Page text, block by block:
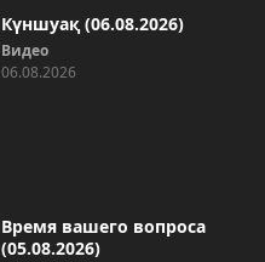
Күншуақ (06.08.2026)
Видео
06.08.2026
Время вашего вопроса
(05.08.2026)